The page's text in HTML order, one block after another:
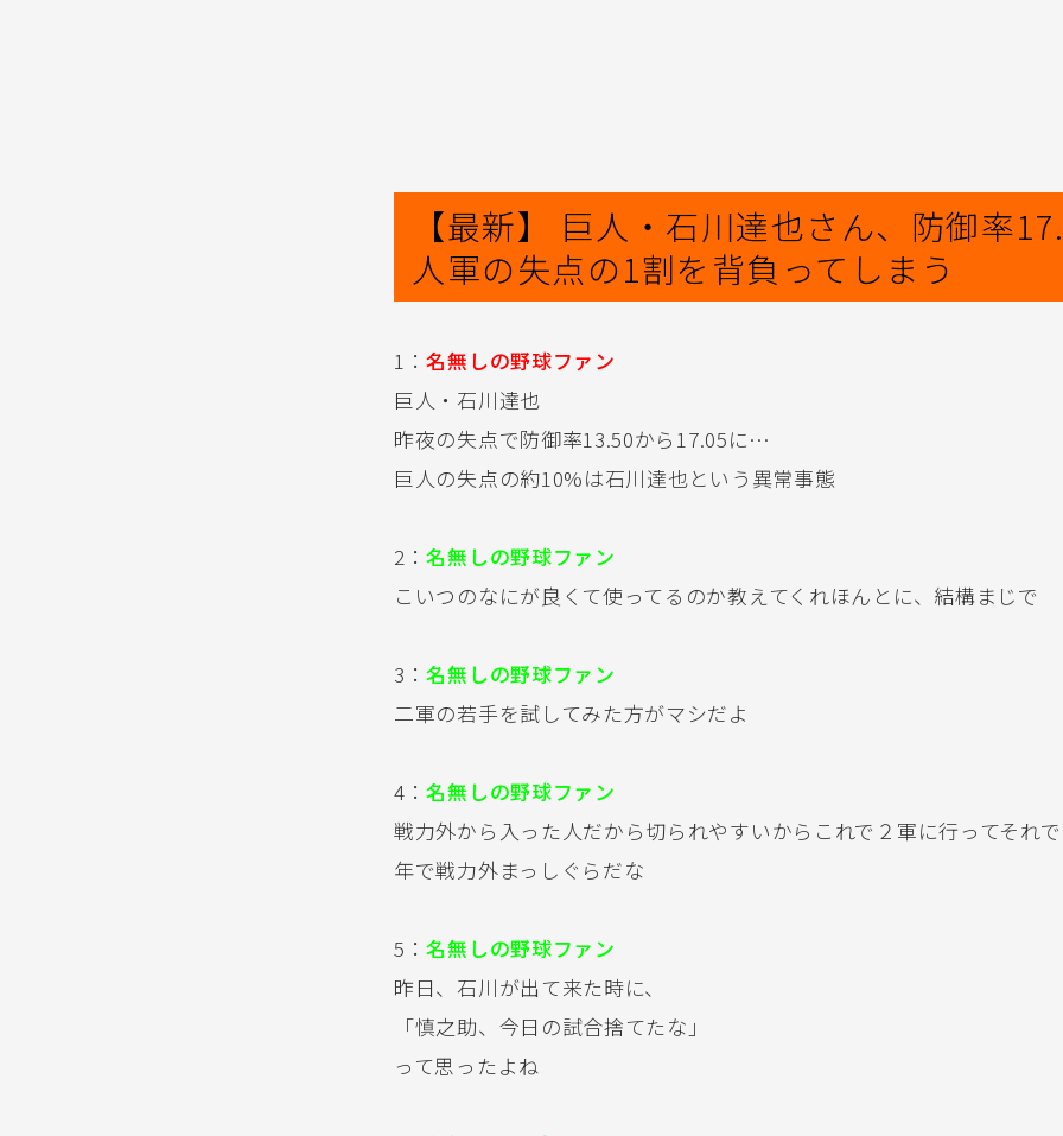
【最新】 巨人・石川達也さん、防御率
人軍の失点の1割を背負ってしまう
1：名無しの野球ファン
巨人・石川達也
昨夜の失点で防御率13.50から17.05に…
巨人の失点の約10%は石川達也という異常事態
2：名無しの野球ファン
こいつのなにが良くて使ってるのか教えてくれほんとに、結構まじで
3：名無しの野球ファン
二軍の若手を試してみた方がマシだよ
4：名無しの野球ファン
戦力外から入った人だから切られやすいからこれで２軍に行ってそれ
年で戦力外まっしぐらだな
5：名無しの野球ファン
昨日、石川が出て来た時に、
「慎之助、今日の試合捨てたな」
って思ったよね